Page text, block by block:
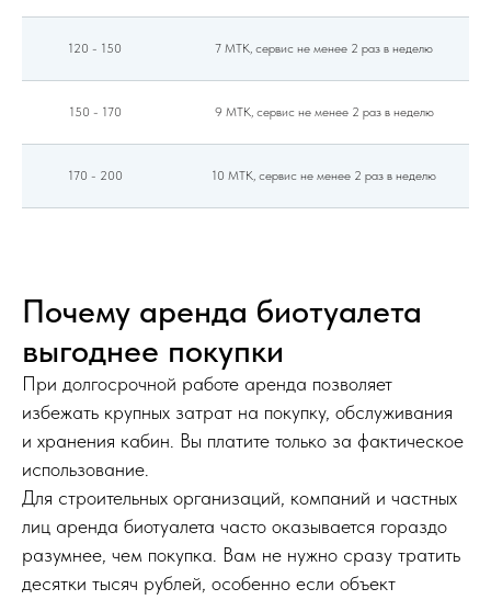
120 - 150 7 МТК, сервис не менее 2 раз в неделю
150 - 170 9 МТК, сервис не менее 2 раз в неделю
170 - 200 10 МТК, сервис не менее 2 раз в неделю
Почему аренда биотуалета
выгоднее покупки
При долгосрочной работе аренда позволяет
избежать крупных затрат на покупку, обслуживания
и хранения кабин. Вы платите только за фактическое
использование.
Для строительных организаций, компаний и частных
лиц аренда биотуалета часто оказывается гораздо
разумнее, чем покупка. Вам не нужно сразу тратить
десятки тысяч рублей, особенно если объект